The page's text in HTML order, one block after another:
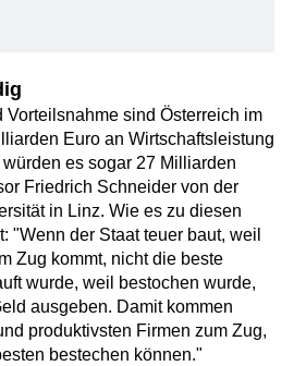
Vorteilsnahme sind Österreich im
Euro an Wirtschaftsleistung
es sogar 27 Milliarden
Friedrich Schneider von der
in Linz. Wie es zu diesen
"Wenn der Staat teuer baut, weil
Zug kommt, nicht die beste
wurde, weil bestochen wurde,
ausgeben. Damit kommen
produktivsten Firmen zum Zug,
bestechen können."